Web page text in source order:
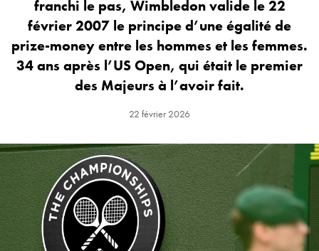
franchi le pas, Wimbledon valide le 22
février 2007 le principe d’une égalité de
prize-money entre les hommes et les femmes.
34 ans après l’US Open, qui était le premier
des Majeurs à l’avoir fait.
22 février 2026